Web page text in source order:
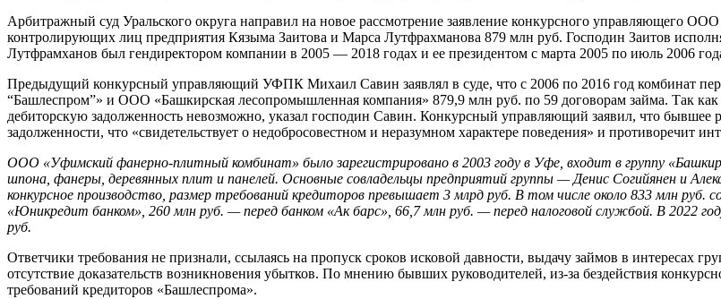
Арбитражный суд Уральского округа направил на новое рассмотрение заявление конкурсного управляющего
контролирующих лиц предприятия Кязыма Заитова и Марса Лутфрахманова 879 млн руб. Господин Заитов
Лутфрамханов был гендиректором компании в 2005 — 2018 годах и ее президентом с марта 2005 по июль 2006
Предыдущий конкурсный управляющий УФПК Михаил Савин заявлял в суде, что с 2006 по 2016 год комбинат
“Башлеспром”» и ООО «Башкирская лесопромышленная компания» 879,9 млн руб. по 59 договорам займа. Так как
дебиторскую задолженность невозможно, указал господин Савин. Конкурсный управляющий заявил, что
задолженности, что «свидетельствует о недобросовестном и неразумном характере поведения» и противоречит
ООО «Уфимский фанерно-плитный комбинат» было зарегистрировано в 2003 году в Уфе, входит в группу
шпона, фанеры, деревянных плит и панелей. Основные совладельцы предприятий группы — Денис Согийянен и
конкурсное производство, размер требований кредиторов превышает 3 млрд руб. В том числе около 833 млн
«Юникредит банком», 260 млн руб. — перед банком «Ак барс», 66,7 млн руб. — перед налоговой службой. В 2022
руб.
Ответчики требования не признали, ссылаясь на пропуск сроков исковой давности, выдачу займов в интересах
отсутствие доказательств возникновения убытков. По мнению бывших руководителей, из-за бездействия
требований кредиторов «Башлеспрома».